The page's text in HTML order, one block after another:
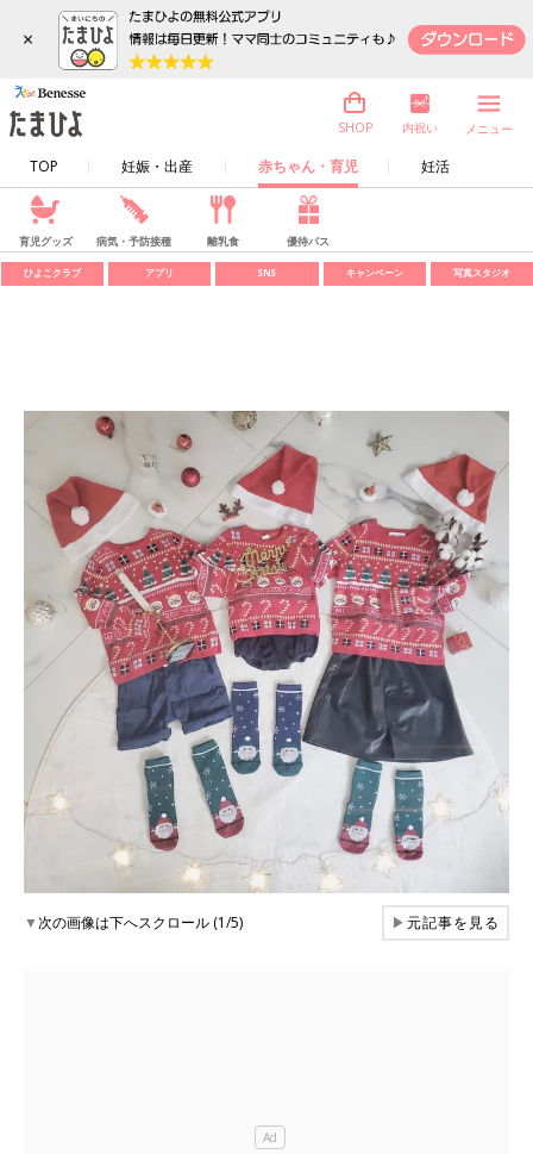
×
TOP 妊娠・出産 赤ちゃん・育児 妊活
SHOP 内祝い メニュー
育児グッズ 病気・予防接種 離乳食 優待パス
ひよこクラブ アプリ SNS キャンペーン 写真スタジオ
▼次の画像は下へスクロール (1/5) ▶元記事を見る